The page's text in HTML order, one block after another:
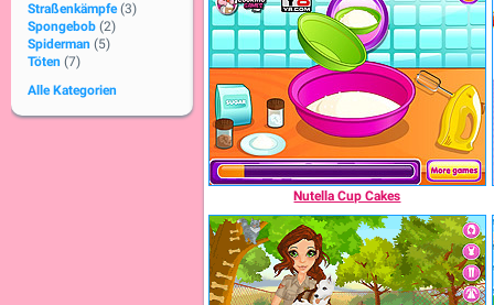
Straßenkämpfe (3)
Spongebob (2)
Spiderman (5)
Töten (7)
Alle Kategorien
Nutella Cup Cakes